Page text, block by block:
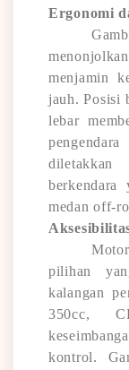
Ergonomi
menjamin
jauh. Posisi
lebar
berkendara
medan off-
pilihan
kalangan
350cc,
kontrol.